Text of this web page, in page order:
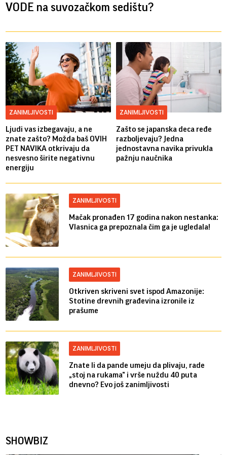
VODE na suvozačkom sedištu?
ZANIMLJIVOSTI
Ljudi vas izbegavaju, a ne
znate zašto? Možda baš OVIH
PET NAVIKA otkrivaju da
nesvesno širite negativnu
energiju
ZANIMLJIVOSTI
Zašto se japanska deca ređe
razboljevaju? Jedna
jednostavna navika privukla
pažnju naučnika
ZANIMLJIVOSTI
Mačak pronađen 17 godina nakon nestanka:
Vlasnica ga prepoznala čim ga je ugledala!
ZANIMLJIVOSTI
Otkriven skriveni svet ispod Amazonije:
Stotine drevnih građevina izronile iz
prašume
ZANIMLJIVOSTI
Znate li da pande umeju da plivaju, rade
„stoj na rukama” i vrše nuždu 40 puta
dnevno? Evo još zanimljivosti
SHOWBIZ